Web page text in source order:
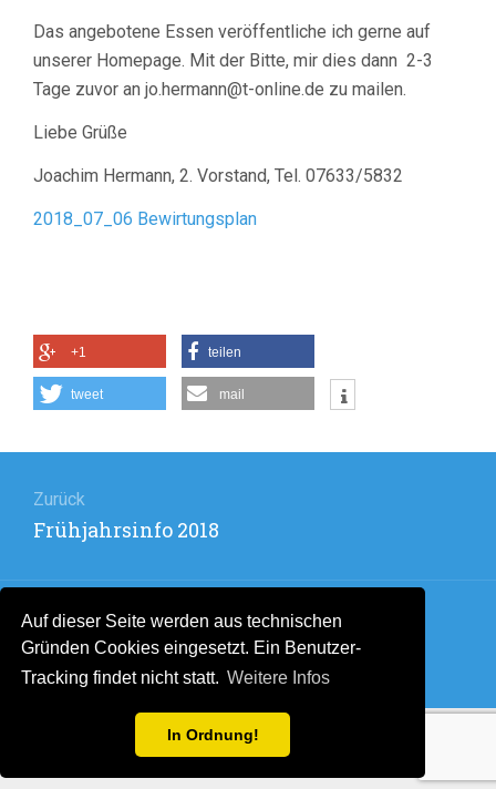
Auf dieser Seite werden aus technischen
Gründen Cookies eingesetzt. Ein Benutzer-
Tracking findet nicht statt. Weitere Infos
In Ordnung!
Das angebotene Essen veröffentliche ich gerne auf
unserer Homepage. Mit der Bitte, mir dies dann 2-3
Tage zuvor an jo.hermann@t-online.de zu mailen.
Liebe Grüße
Joachim Hermann, 2. Vorstand, Tel. 07633/5832
2018_07_06 Bewirtungsplan
+1 teilen
tweet mail
Zurück
Vorheriger
Frühjahrsinfo 2018
Weiter
Nächster
Beitrag:
Trainingsplan 2018
Stolz präsentiert von WordPress . Theme: Flat 1.7.11 by